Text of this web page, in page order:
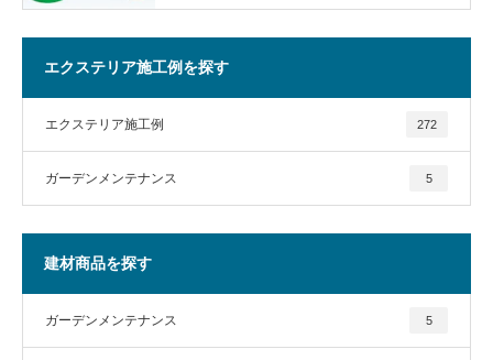
エクステリア施工例を探す
エクステリア施工例 272
ガーデンメンテナンス 5
建材商品を探す
ガーデンメンテナンス 5